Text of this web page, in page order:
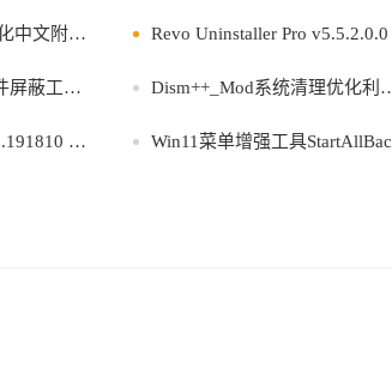
带注册机 Revo Uninstaller Pro v5.5.2.0.0 中文绿色版
) v3.2.10 Dism++_Mod系统清理优化利器v10.1.1002.1
绿色版 Win11菜单增强工具StartAllBack v3.9.24.5378直装版